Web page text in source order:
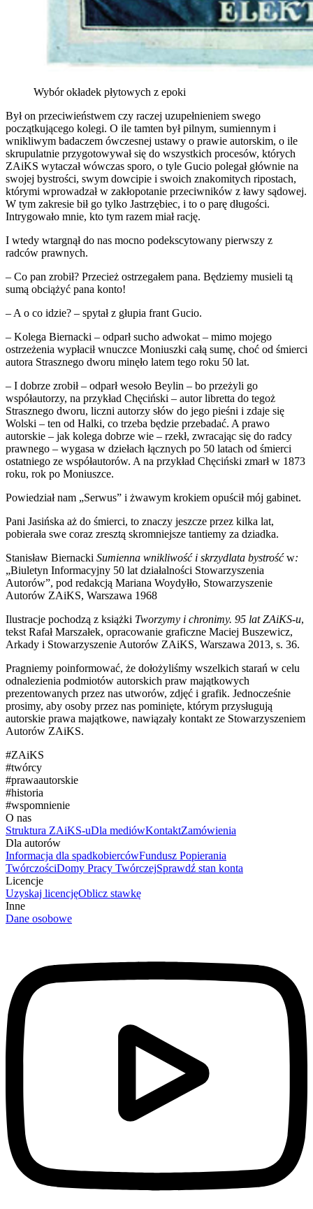
Wybór okładek płytowych z epoki
Był on przeciwieństwem czy raczej uzupełnieniem swego
początkującego kolegi. O ile tamten był pilnym, sumiennym i
wnikliwym badaczem ówczesnej ustawy o prawie autorskim, o ile
skrupulatnie przygotowywał się do wszystkich procesów, których
ZAiKS wytaczał wówczas sporo, o tyle Gucio polegał głównie na
swojej bystrości, swym dowcipie i swoich znakomitych ripostach,
którymi wprowadzał w zakłopotanie przeciwników z ławy sądowej.
W tym zakresie bił go tylko Jastrzębiec, i to o parę długości.
Intrygowało mnie, kto tym razem miał rację.
I wtedy wtargnął do nas mocno podekscytowany pierwszy z
radców prawnych.
– Co pan zrobił? Przecież ostrzegałem pana. Będziemy musieli tą
sumą obciążyć pana konto!
– A o co idzie? – spytał z głupia frant Gucio.
– Kolega Biernacki – odparł sucho adwokat – mimo mojego
ostrzeżenia wypłacił wnuczce Moniuszki całą sumę, choć od śmierci
autora Strasznego dworu minęło latem tego roku 50 lat.
– I dobrze zrobił – odparł wesoło Beylin – bo przeżyli go
współautorzy, na przykład Chęciński – autor libretta do tegoż
Strasznego dworu, liczni autorzy słów do jego pieśni i zdaje się
Wolski – ten od Halki, co trzeba będzie przebadać. A prawo
autorskie – jak kolega dobrze wie – rzekł, zwracając się do radcy
prawnego – wygasa w dziełach łącznych po 50 latach od śmierci
ostatniego ze współautorów. A na przykład Chęciński zmarł w 1873
roku, rok po Moniuszce.
Powiedział nam „Serwus” i żwawym krokiem opuścił mój gabinet.
Pani Jasińska aż do śmierci, to znaczy jeszcze przez kilka lat,
pobierała swe coraz zresztą skromniejsze tantiemy za dziadka.
Stanisław Biernacki Sumienna wnikliwość i skrzydlata bystrośćw:
„Biuletyn Informacyjny 50 lat działalności Stowarzyszenia
Autorów”, pod redakcją Mariana Woydyłło, Stowarzyszenie
Autorów ZAiKS, Warszawa 1968
Ilustracje pochodzą z książki Tworzymy i chronimy. 95 lat ZAiKS-u,
tekst Rafał Marszałek, opracowanie graficzne Maciej Buszewicz,
Arkady i Stowarzyszenie Autorów ZAiKS, Warszawa 2013, s. 36.
Pragniemy poinformować, że dołożyliśmy wszelkich starań w celu
odnalezienia podmiotów autorskich praw majątkowych
prezentowanych przez nas utworów, zdjęć i grafik. Jednocześnie
prosimy, aby osoby przez nas pominięte, którym przysługują
autorskie prawa majątkowe, nawiązały kontakt ze Stowarzyszeniem
Autorów ZAiKS.
#ZAiKS
#twórcy
#prawaautorskie
#historia
#wspomnienie
O nas
Struktura ZAiKS-uDla mediówKontaktZamówienia
Dla autorów
Informacja dla spadkobiercówFundusz Popierania
TwórczościDomy Pracy TwórczejSprawdź stan konta
Licencje
Uzyskaj licencjęOblicz stawkę
Inne
Dane osobowe